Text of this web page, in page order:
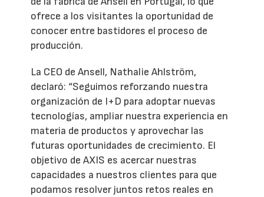
ofrece a los visitantes la oportunidad de
conocer entre bastidores el proceso de
producción.
La CEO de Ansell, Nathalie Ahlström,
declaró: “Seguimos reforzando nuestra
organización de I+D para adoptar nuevas
tecnologías, ampliar nuestra experiencia en
materia de productos y aprovechar las
futuras oportunidades de crecimiento. El
objetivo de AXIS es acercar nuestras
capacidades a nuestros clientes para que
podamos resolver juntos retos reales en